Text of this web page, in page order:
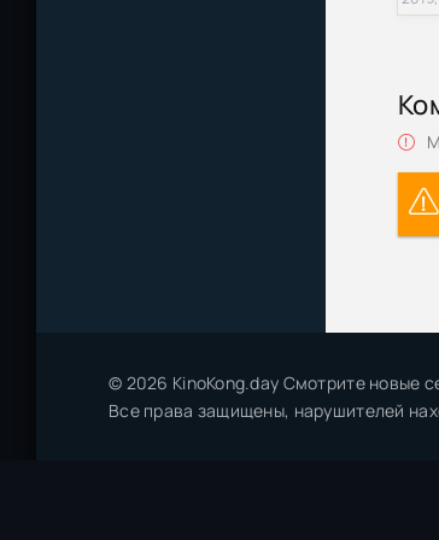
© 2026 KinoKong.day Смотрите новые
Все права защищены, нарушителей